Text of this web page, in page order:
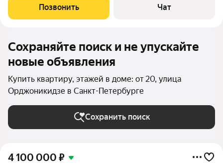
Позвонить Чат
Сохраняйте поиск и не упускайте
новые объявления
Купить квартиру, этажей в доме: от 20, улица
Орджоникидзе в Санкт-Петербурге
Сохранить поиск
4 100 000 ₽